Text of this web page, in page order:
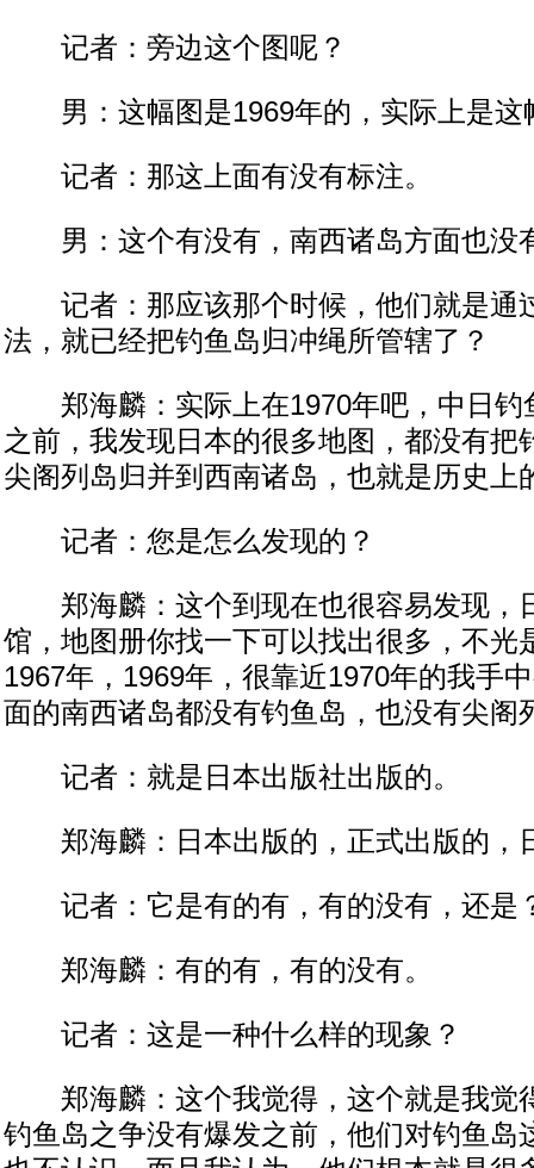
记者：旁边这个图呢？
男：这幅图是1969年的，实际上是这
记者：那这上面有没有标注。
男：这个有没有，南西诸岛方面也没
记者：那应该那个时候，他们就是通
法，就已经把钓鱼岛归冲绳所管辖了？
郑海麟：实际上在1970年吧，中日钓
之前，我发现日本的很多地图，都没有把
尖阁列岛归并到西南诸岛，也就是历史上
记者：您是怎么发现的？
郑海麟：这个到现在也很容易发现，
馆，地图册你找一下可以找出很多，不光
1967年，1969年，很靠近1970年的我手
面的南西诸岛都没有钓鱼岛，也没有尖阁
记者：就是日本出版社出版的。
郑海麟：日本出版的，正式出版的，
记者：它是有的有，有的没有，还是
郑海麟：有的有，有的没有。
记者：这是一种什么样的现象？
郑海麟：这个我觉得，这个就是我觉
钓鱼岛之争没有爆发之前，他们对钓鱼岛